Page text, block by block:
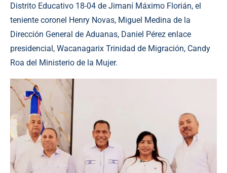
Distrito Educativo 18-04 de Jimaní Máximo Florián, el
teniente coronel Henry Novas, Miguel Medina de la
Dirección General de Aduanas, Daniel Pérez enlace
presidencial, Wacanagarix Trinidad de Migración, Candy
Roa del Ministerio de la Mujer.